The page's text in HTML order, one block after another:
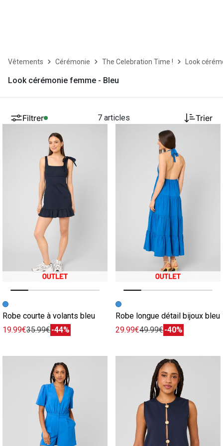
Vêtements Cérémonie The Celebration Time ! Look
Look cérémonie femme - Bleu
Filtrer 7 articles Trier
Image précédente
Image suivante
Robe courte à volants bleu
19.99€35.99€-44%
Image précédente
Image suivante
Robe longue détail bijoux bleu
29.99€49.99€-40%